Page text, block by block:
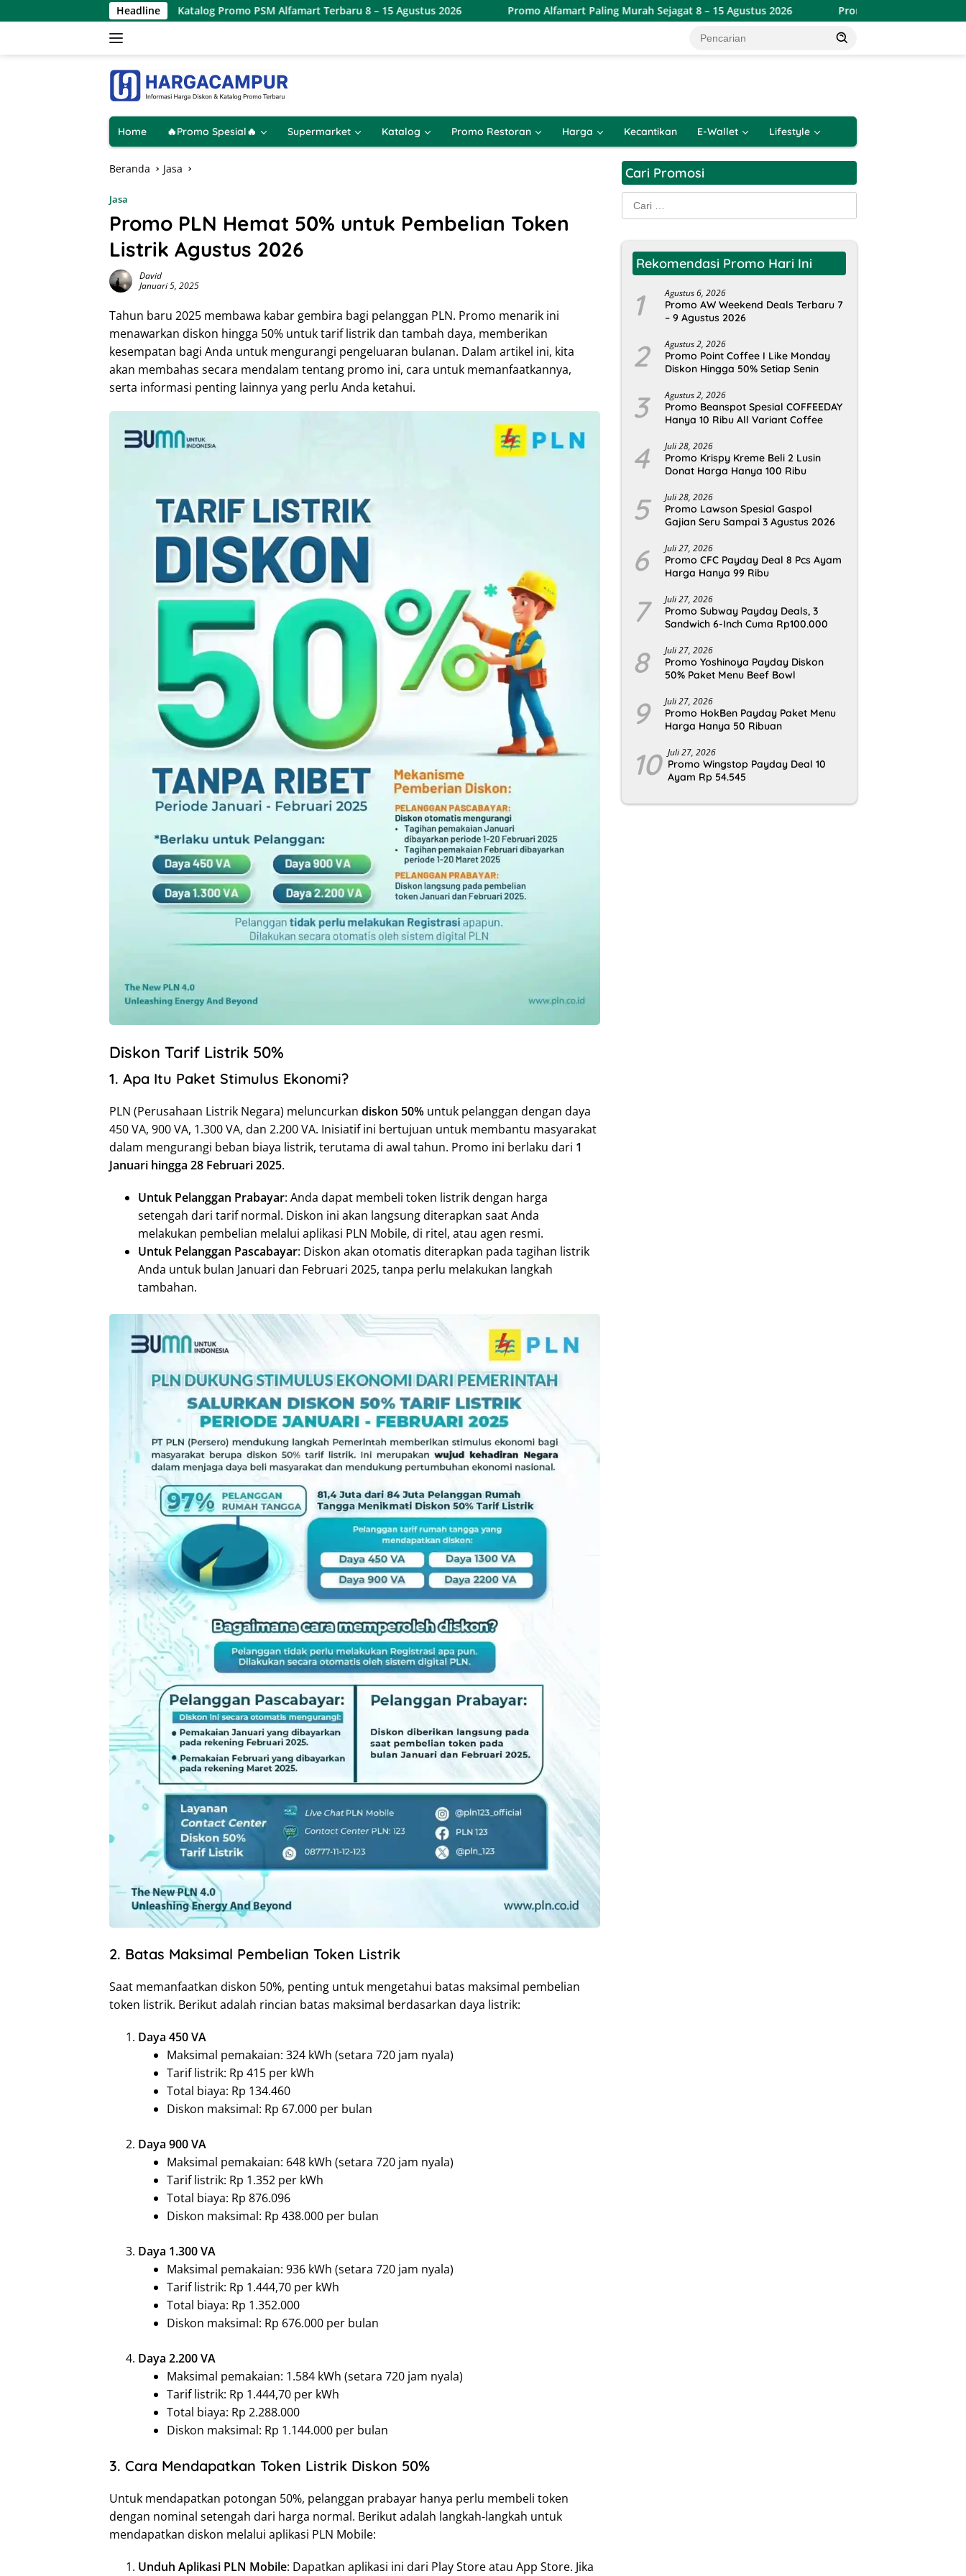
ke
Headline
Katalog Promo PSM Alfamart Terbaru 8 – 15 Agustus 2026 Promo Alfamart Paling Murah Sejagat 8 – 15 Agustus 2026 Promo Alfamart Double Date Spesial 8.8
Home 🔥Promo Spesial🔥 Supermarket Katalog Promo Restoran Harga Kecantikan E-Wallet Lifestyle
Beranda Jasa
Jasa
Promo PLN Hemat 50% untuk Pembelian Token
Listrik Agustus 2026
David
Januari 5, 2025
Tahun baru 2025 membawa kabar gembira bagi pelanggan PLN. Promo menarik ini
menawarkan diskon hingga 50% untuk tarif listrik dan tambah daya, memberikan
kesempatan bagi Anda untuk mengurangi pengeluaran bulanan. Dalam artikel ini, kita
akan membahas secara mendalam tentang promo ini, cara untuk memanfaatkannya,
serta informasi penting lainnya yang perlu Anda ketahui.
Diskon Tarif Listrik 50%
1. Apa Itu Paket Stimulus Ekonomi?
PLN (Perusahaan Listrik Negara) meluncurkan diskon 50% untuk pelanggan dengan daya
450 VA, 900 VA, 1.300 VA, dan 2.200 VA. Inisiatif ini bertujuan untuk membantu masyarakat
dalam mengurangi beban biaya listrik, terutama di awal tahun. Promo ini berlaku dari 1
Januari hingga 28 Februari 2025.
Untuk Pelanggan Prabayar: Anda dapat membeli token listrik dengan harga
setengah dari tarif normal. Diskon ini akan langsung diterapkan saat Anda
melakukan pembelian melalui aplikasi PLN Mobile, di ritel, atau agen resmi.
Untuk Pelanggan Pascabayar: Diskon akan otomatis diterapkan pada tagihan listrik
Anda untuk bulan Januari dan Februari 2025, tanpa perlu melakukan langkah
tambahan.
2. Batas Maksimal Pembelian Token Listrik
Saat memanfaatkan diskon 50%, penting untuk mengetahui batas maksimal pembelian
token listrik. Berikut adalah rincian batas maksimal berdasarkan daya listrik:
Daya 450 VA
Maksimal pemakaian: 324 kWh (setara 720 jam nyala)
Tarif listrik: Rp 415 per kWh
Total biaya: Rp 134.460
Diskon maksimal: Rp 67.000 per bulan
Daya 900 VA
Maksimal pemakaian: 648 kWh (setara 720 jam nyala)
Tarif listrik: Rp 1.352 per kWh
Total biaya: Rp 876.096
Diskon maksimal: Rp 438.000 per bulan
Daya 1.300 VA
Maksimal pemakaian: 936 kWh (setara 720 jam nyala)
Tarif listrik: Rp 1.444,70 per kWh
Total biaya: Rp 1.352.000
Diskon maksimal: Rp 676.000 per bulan
Daya 2.200 VA
Maksimal pemakaian: 1.584 kWh (setara 720 jam nyala)
Tarif listrik: Rp 1.444,70 per kWh
Total biaya: Rp 2.288.000
Diskon maksimal: Rp 1.144.000 per bulan
3. Cara Mendapatkan Token Listrik Diskon 50%
Untuk mendapatkan potongan 50%, pelanggan prabayar hanya perlu membeli token
dengan nominal setengah dari harga normal. Berikut adalah langkah-langkah untuk
mendapatkan diskon melalui aplikasi PLN Mobile:
Unduh Aplikasi PLN Mobile: Dapatkan aplikasi ini dari Play Store atau App Store. Jika
Cari Promosi
Cari
untuk:
Rekomendasi Promo Hari Ini
1 Agustus 6, 2026
Promo AW Weekend Deals Terbaru 7
– 9 Agustus 2026
2 Agustus 2, 2026
Promo Point Coffee I Like Monday
Diskon Hingga 50% Setiap Senin
3 Agustus 2, 2026
Promo Beanspot Spesial COFFEEDAY
Hanya 10 Ribu All Variant Coffee
4 Juli 28, 2026
Promo Krispy Kreme Beli 2 Lusin
Donat Harga Hanya 100 Ribu
5 Juli 28, 2026
Promo Lawson Spesial Gaspol
Gajian Seru Sampai 3 Agustus 2026
6 Juli 27, 2026
Promo CFC Payday Deal 8 Pcs Ayam
Harga Hanya 99 Ribu
7 Juli 27, 2026
Promo Subway Payday Deals, 3
Sandwich 6-Inch Cuma Rp100.000
8 Juli 27, 2026
Promo Yoshinoya Payday Diskon
50% Paket Menu Beef Bowl
9 Juli 27, 2026
Promo HokBen Payday Paket Menu
Harga Hanya 50 Ribuan
10 Juli 27, 2026
Promo Wingstop Payday Deal 10
Ayam Rp 54.545